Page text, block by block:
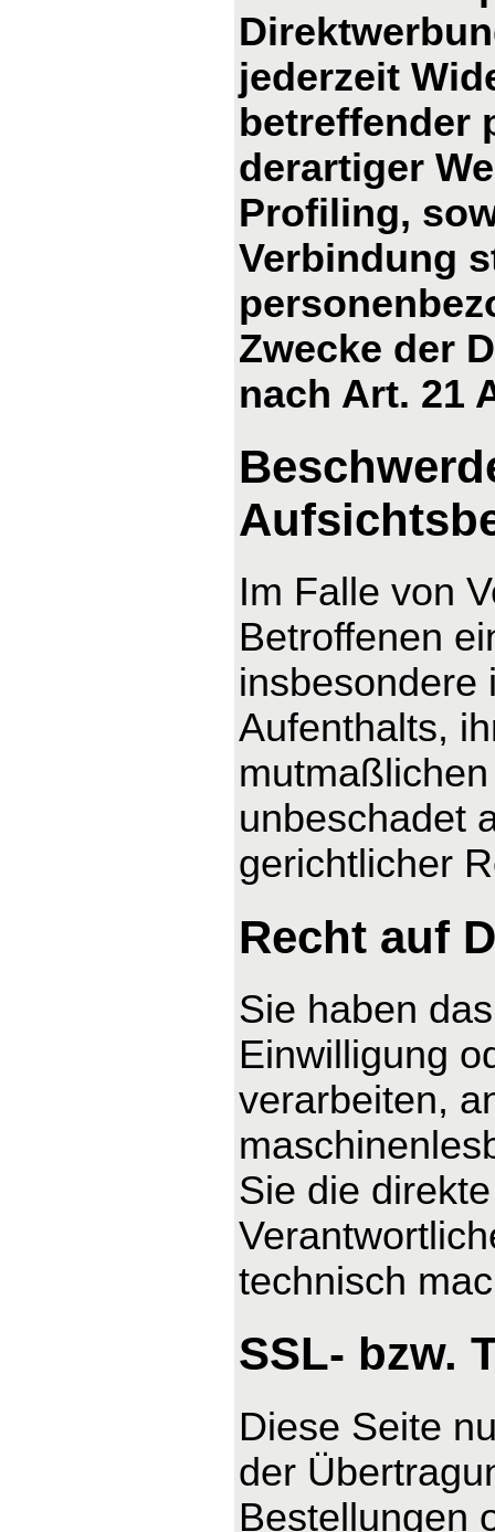
jederzeit
betreffender
derartiger
Profiling,
Verbindung
Zwecke der
nach Art. 21
Im Falle von
Betroffenen
insbesondere
Aufenthalts,
unbeschadet
gerichtlicher
Recht auf
Sie haben
Einwilligung
verarbeiten,
Sie die
technisch
SSL- bzw.
Diese Seite
der
Bestellungen